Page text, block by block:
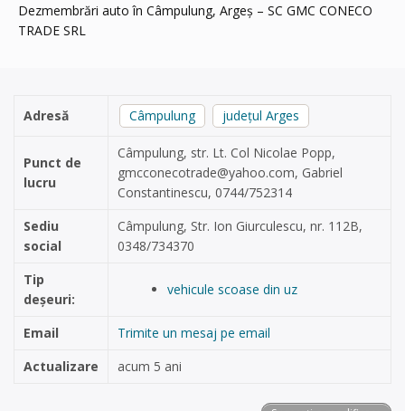
Dezmembrări auto în Câmpulung, Argeș – SC GMC CONECO
TRADE SRL
Adresă Câmpulung județul Arges
Punct de
lucru
Câmpulung, str. Lt. Col Nicolae Popp,
gmcconecotrade@yahoo.com, Gabriel
Constantinescu, 0744/752314
Sediu
social
Câmpulung, Str. Ion Giurculescu, nr. 112B,
0348/734370
Tip
deșeuri:
vehicule scoase din uz
Email
Trimite un mesaj pe email
Actualizare
acum 5 ani